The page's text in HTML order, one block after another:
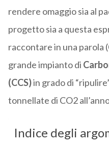
rendere omaggio sia al
progetto sia a questa
raccontare in una parola
grande impianto di
(CCS)in grado di
tonnellate di CO2
Indice degli